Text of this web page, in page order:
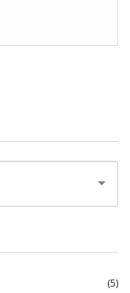
(5)